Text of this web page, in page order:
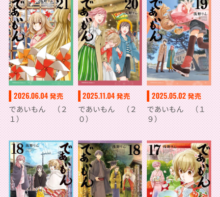
2026.06.04発売
であいもん （２
１）
2025.11.04発売
であいもん （２
０）
2025.05.02 発売
であいもん （１
９）